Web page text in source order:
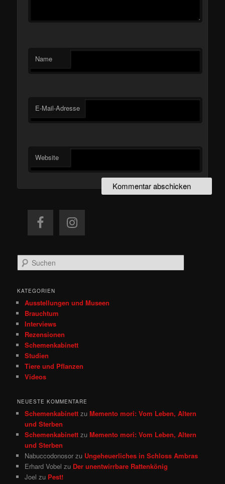
Name
E-Mail-Adresse
Website
u
h
KATEGORIEN
Ausstellungen und Museen
Brauchtum
Interviews
Rezensionen
Schemenkabinett
Studien
Tiere und Pflanzen
Videos
NEUESTE KOMMENTARE
Schemenkabinett zuMemento mori: Vom Leben, Altern
und Sterben
Schemenkabinett zuMemento mori: Vom Leben, Altern
und Sterben
Nabuccodonosor zu Ungeheuerliches in Schloss Ambras
Erhard Vobel zu Der unentwirrbare Rattenkönig
Joel zu Pest!